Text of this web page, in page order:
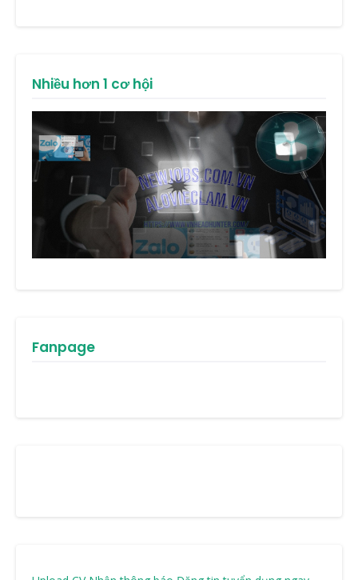
Nhiều hơn 1 cơ hội
Fanpage